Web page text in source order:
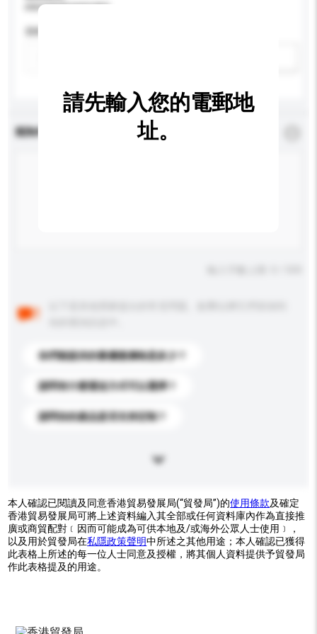
請提供您對產品的特定要求。
查詢內容
你們能提供的最優惠價格是多少？
請問有什麼運送方式可以選擇？
請問你的產品是否支持定制？
請先輸入您的電郵地
址。
本人確認已閱讀及同意香港貿易發展局(“貿發局”)的使用條款及確定
香港貿易發展局可將上述資料編入其全部或任何資料庫內作為直接推
廣或商貿配對﹝因而可能成為可供本地及/或海外公眾人士使用﹞，
以及用於貿發局在私隱政策聲明中所述之其他用途；本人確認已獲得
此表格上所述的每一位人士同意及授權，將其個人資料提供予貿發局
作此表格提及的用途。